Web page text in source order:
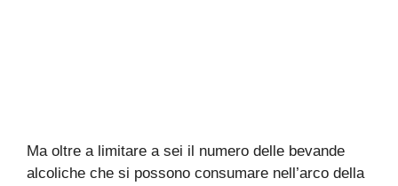
Ma oltre a limitare a sei il numero delle bevande
alcoliche che si possono consumare nell’arco della